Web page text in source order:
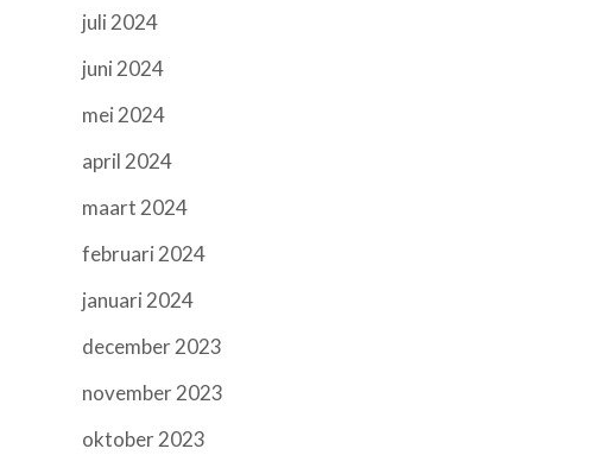
juli 2024
juni 2024
mei 2024
april 2024
maart 2024
februari 2024
januari 2024
december 2023
november 2023
oktober 2023